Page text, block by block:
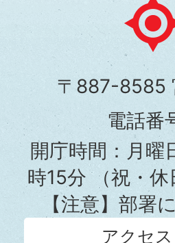
日
南
市
役
所
〒887-8585
電話番
開庁時間：月
時15分（祝・
【注意】部署
アクセス